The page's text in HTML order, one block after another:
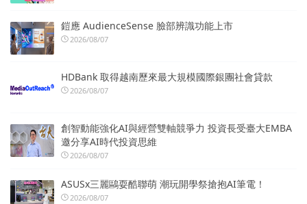
鎧應 AudienceSense 臉部辨識功能上市
2026/08/07
HDBank 取得越南歷來最大規模國際銀團社會貸款
2026/08/07
創智動能強化AI與經營雙軸競爭力 投資長受臺大EMBA
邀分享AI時代投資思維
2026/08/07
ASUSx三麗鷗耍酷聯萌 潮玩開學祭搶抱AI筆電！
2026/08/07